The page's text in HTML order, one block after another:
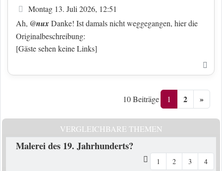
Beitrag
Montag 13. Juli 2026, 12:51
Ah, @nuxDanke! Ist damals nicht weggegangen, hier die
Originalbeschreibung:
[Gäste sehen keine Links]
10 Beiträge 1 2 »
VERGLEICHBARE THEMEN
Malerei des 19. Jahrhunderts?
1 2 3 4